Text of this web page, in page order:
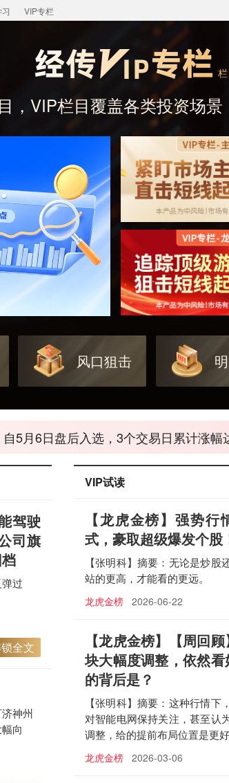
VIP专栏
，VIP栏目覆盖各类投资场景
风口狙击
旗共振！几经蓄势回调，5月13日回档
5月6日盘后入选，3个交易日累计涨幅
驾驶
司旗
过
全文
神州
向
VIP试读
【龙虎金榜】强势行
式，豪取超级爆发个股
【张明科】摘要：无论是炒股
站的更高，才能看的更远。
龙虎金榜 2026-06-22
【龙虎金榜】【周回
块大幅度调整，依然
的背后是？
【张明科】摘要：这种行情下
对智能电网保持关注，甚至认
调整，给的提前布局位置是更好
龙虎金榜 2026-03-06
风险